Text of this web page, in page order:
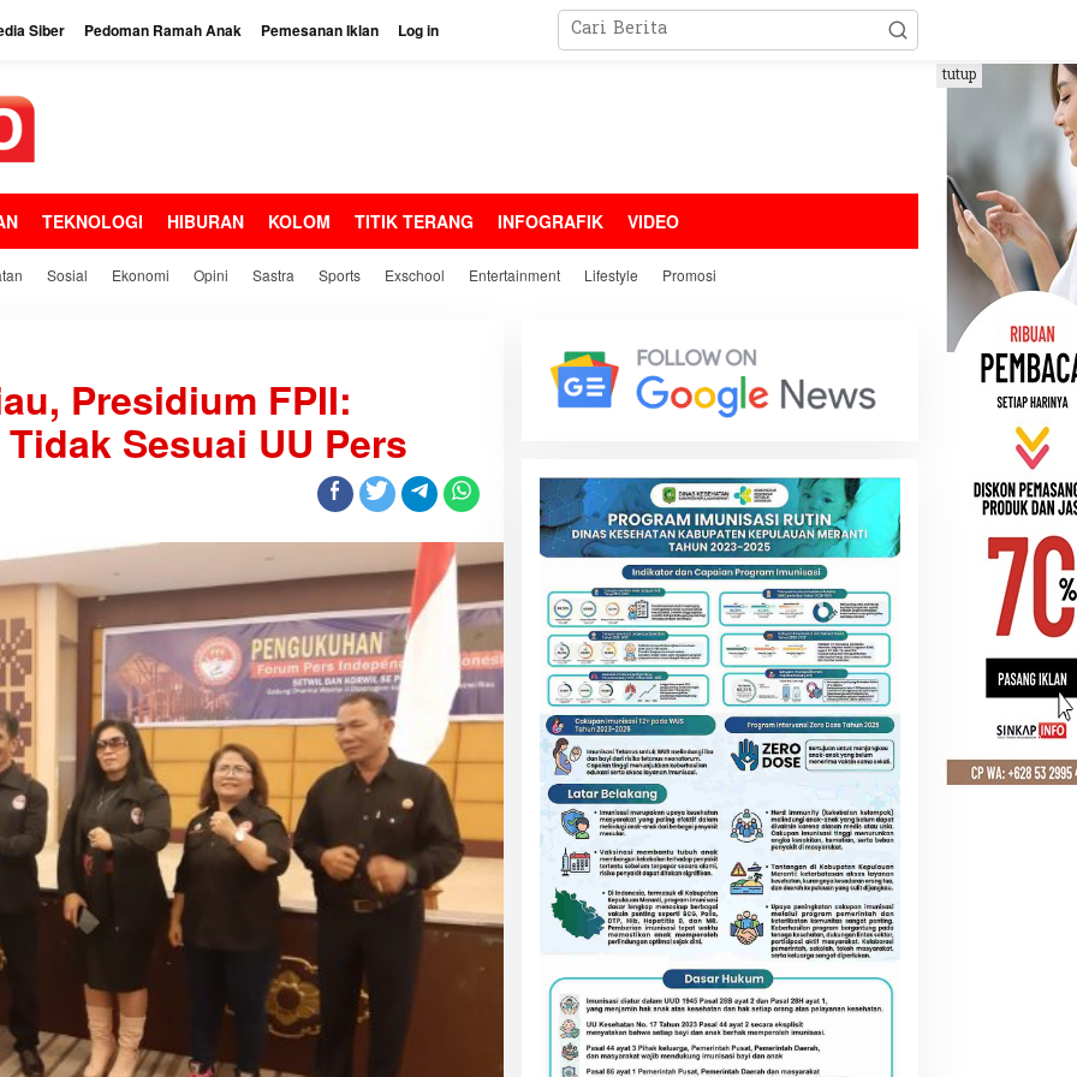
Siber Pedoman Ramah Anak Pemesanan Iklan Log in
TEKNOLOGI HIBURAN KOLOM TITIK TERANG INFOGRAFIK VIDEO
Sosial Ekonomi Opini Sastra Sports Exschool Entertainment Lifestyle Promosi
tutup
Presidium FPII:
Sesuai UU Pers